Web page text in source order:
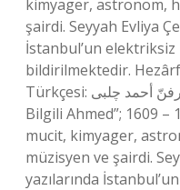
kimyager, astronom,
şairdi. Seyyah Evliya
İstanbul’un elektriksiz
bildirilmektedir.
Türkçesi: هزارفنّ أحمد چلبی‎, tam anlamıyla “Bilge Çok
Bilgili Ahmed”; 1609 –
mucit, kimyager,
müzisyen ve şairdi.
yazılarında